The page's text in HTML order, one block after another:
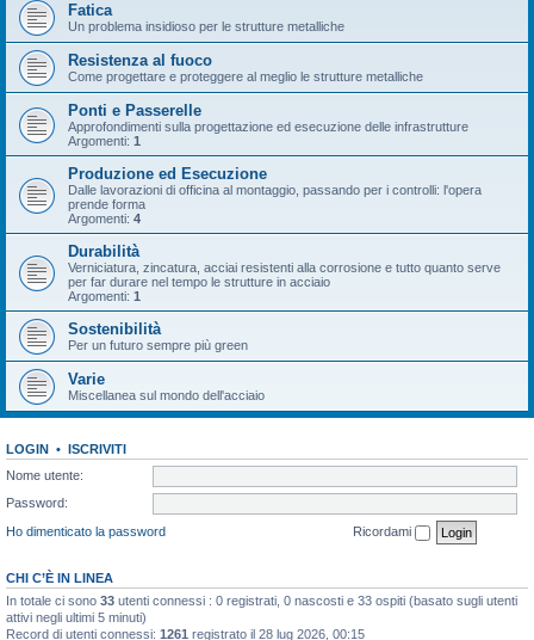
Fatica
Un problema insidioso per le strutture metalliche
Resistenza al fuoco
Come progettare e proteggere al meglio le strutture metalliche
Ponti e Passerelle
Approfondimenti sulla progettazione ed esecuzione delle infrastrutture
Argomenti: 1
Produzione ed Esecuzione
Dalle lavorazioni di officina al montaggio, passando per i controlli: l'opera
prende forma
Argomenti: 4
Durabilità
Verniciatura, zincatura, acciai resistenti alla corrosione e tutto quanto serve
per far durare nel tempo le strutture in acciaio
Argomenti: 1
Sostenibilità
Per un futuro sempre più green
Varie
Miscellanea sul mondo dell'acciaio
LOGIN • ISCRIVITI
Nome utente:
Password:
Ho dimenticato la password
Ricordami
CHI C’È IN LINEA
In totale ci sono 33 utenti connessi : 0 registrati, 0 nascosti e 33 ospiti (basato sugli utenti
attivi negli ultimi 5 minuti)
Record di utenti connessi: 1261 registrato il 28 lug 2026, 00:15